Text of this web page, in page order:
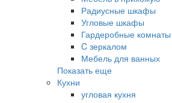
Радиусные шкафы
Угловые шкафы
Гардеробные комнаты
C зеркалом
Мебель для ванных
Показать еще
Кухни
угловая кухня